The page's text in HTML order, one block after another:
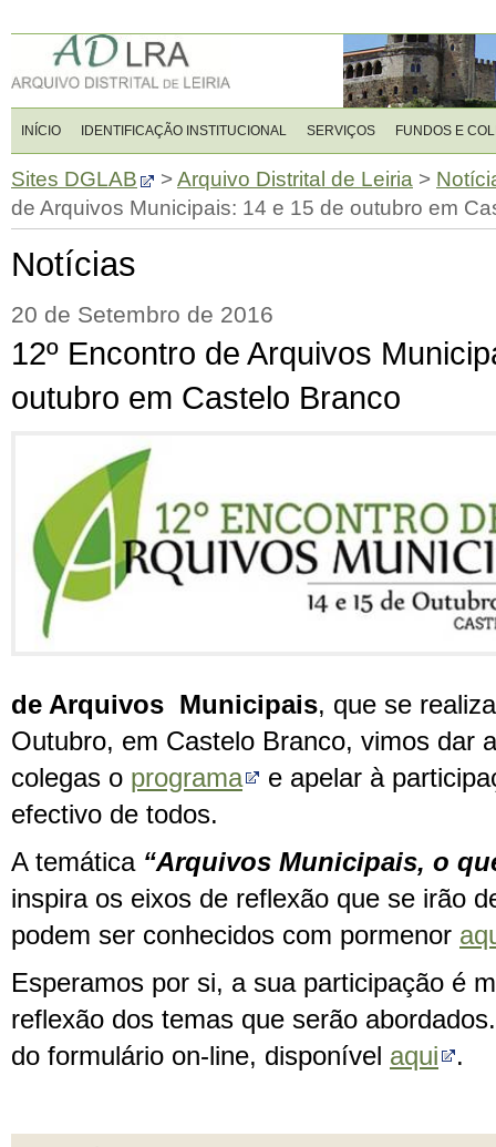
INÍCIO IDENTIFICAÇÃO INSTITUCIONAL SERVIÇOS FUNDOS E
Sites DGLAB >Arquivo Distrital de Leiria >
de Arquivos Municipais: 14 e 15 de outubro em
Notícias
20 de Setembro de 2016
12º Encontro de Arquivos
outubro em Castelo Branco
de Arquivos Municipais, que se
Outubro, em Castelo Branco, vimos dar
colegas o programa
e apelar à
efectivo de todos.
A temática “Arquivos Municipais, o
inspira os eixos de reflexão que se irão
podem ser conhecidos com pormenor
Esperamos por si, a sua participação é
reflexão dos temas que serão
do formulário on-line, disponível aqui .